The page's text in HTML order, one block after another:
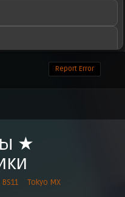
Report Error
★
BS11 Tokyo MX